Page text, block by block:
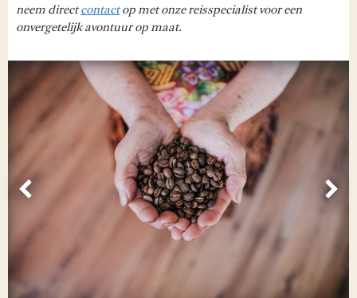
neem directcontactop met onze reisspecialist voor een
onvergetelijk avontuur op maat.
Vorige